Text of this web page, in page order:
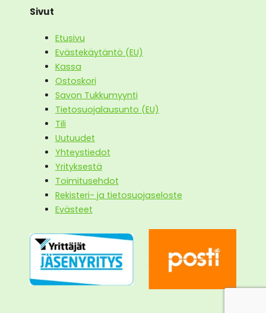
Sivut
Etusivu
Evästekäytäntö (EU)
Kassa
Ostoskori
Savon Tukkumyynti
Tietosuojalausunto (EU)
Tili
Uutuudet
Yhteystiedot
Yrityksestä
Toimitusehdot
Rekisteri- ja tietosuojaseloste
Evästeet